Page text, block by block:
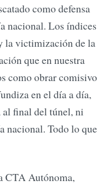
como defensa
nacional. Los índices
la victimización de la
que en nuestra
como obrar comisivo
en el día a día,
al final del túnel, ni
nacional. Todo lo que
CTA Autónoma,